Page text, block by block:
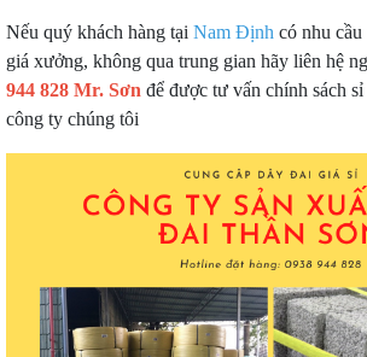
Nếu quý khách hàng tại Nam Định có nhu cầu
giá xưởng, không qua trung gian hãy liên hệ
944 828 Mr. Sơn để được tư vấn chính sách
công ty chúng tôi